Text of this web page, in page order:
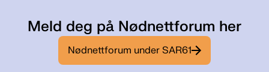
Meld deg på Nødnettforum her
Nødnettforum under SAR61